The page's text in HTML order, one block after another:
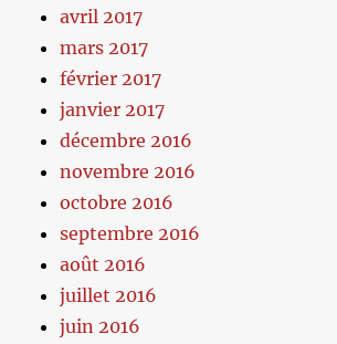
avril 2017
mars 2017
février 2017
janvier 2017
décembre 2016
novembre 2016
octobre 2016
septembre 2016
août 2016
juillet 2016
juin 2016